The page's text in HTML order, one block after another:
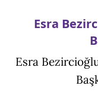
Esra
Esra